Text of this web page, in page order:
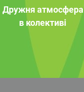
Дружня атмосфера
в колективі